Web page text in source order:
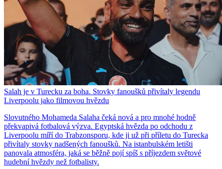
Salah je v Turecku za boha. Stovky fanoušků přivítaly legendu
Liverpoolu jako filmovou hvězdu
Slovutného Mohameda Salaha čeká nová a pro mnohé hodně
překvapivá fotbalová výzva. Egyptská hvězda po odchodu z
Liverpoolu míří do Trabzonsporu, kde ji už při příletu do Turecka
přivítaly stovky nadšených fanoušků. Na istanbulském letišti
panovala atmosféra, jaká se běžně pojí spíš s příjezdem světové
hudební hvězdy než fotbalisty.